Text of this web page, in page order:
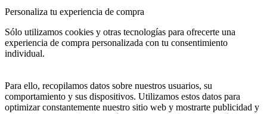
Personaliza tu experiencia de compra
Sólo utilizamos cookies y otras tecnologías para ofrecerte una
experiencia de compra personalizada con tu consentimiento
individual.
Para ello, recopilamos datos sobre nuestros usuarios, su
comportamiento y sus dispositivos. Utilizamos estos datos para
optimizar constantemente nuestro sitio web y mostrarte publicidad y